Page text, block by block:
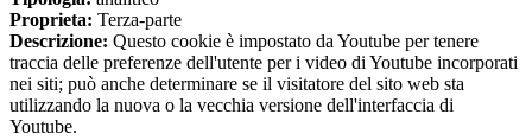
Proprieta: Terza-parte
Descrizione: Questo cookie è impostato da Youtube per tenere
traccia delle preferenze dell'utente per i video di Youtube incorporati
nei siti; può anche determinare se il visitatore del sito web sta
utilizzando la nuova o la vecchia versione dell'interfaccia di
Youtube.